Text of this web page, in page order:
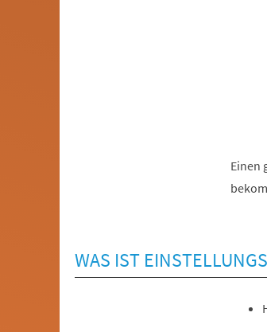
Einen
neuen
Tab)
WAS IST